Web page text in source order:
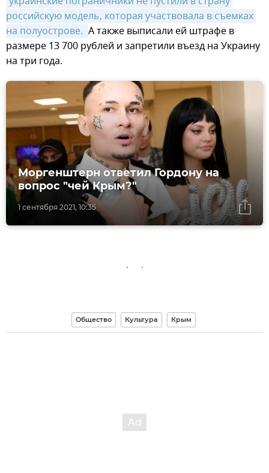
российскую модель, которая участвовала в съемках
на полуострове. А также выписали ей штрафе в
размере 13 700 рублей и запретили въезд на Украину
на три года.
1 сентября 2021, 10:35
Моргенштерн ответил Гордону на
вопрос "чей Крым?"
Общество Культура Крым